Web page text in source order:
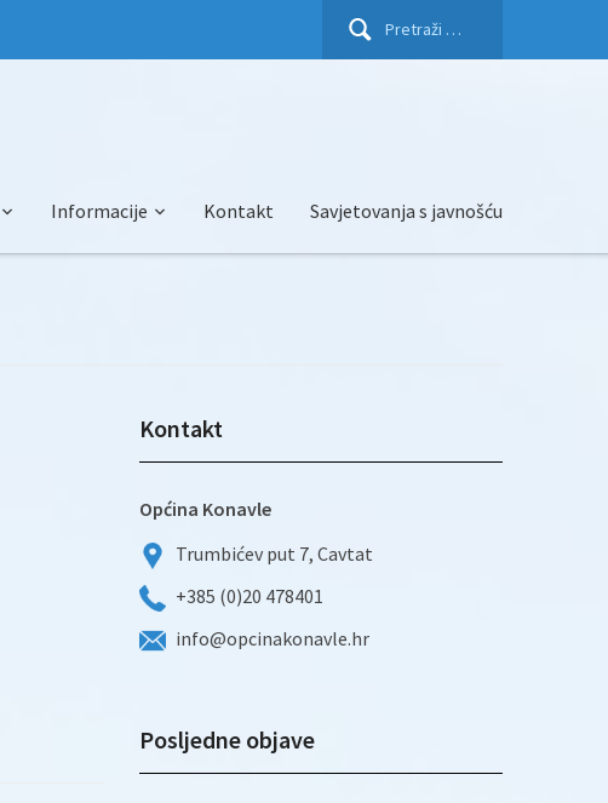
Pretraži:
Informacije Kontakt Savjetovanja s javnošću
Kontakt
Općina Konavle
Trumbićev put 7, Cavtat
+385 (0)20 478401
info@opcinakonavle.hr
Posljedne objave